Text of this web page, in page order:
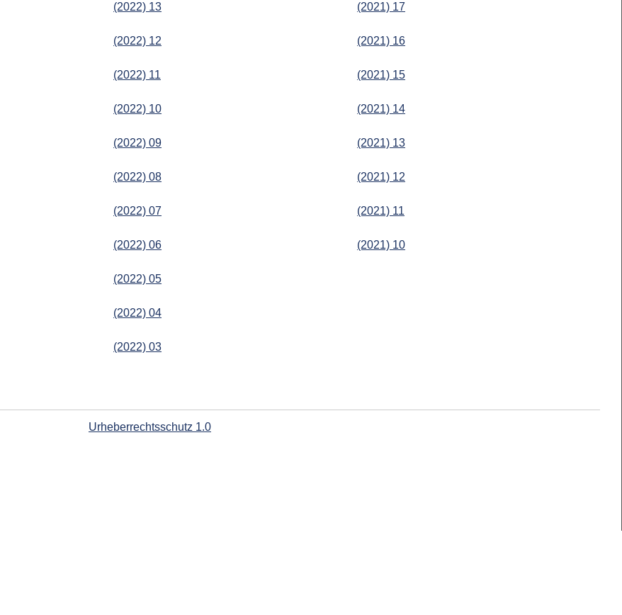
(2022) 13
(2022) 12
(2022) 11
(2022) 10
(2022) 09
(2022) 08
(2022) 07
(2022) 06
(2022) 05
(2022) 04
(2022) 03
(2021) 17
(2021) 16
(2021) 15
(2021) 14
(2021) 13
(2021) 12
(2021) 11
(2021) 10
Urheberrechtsschutz 1.0